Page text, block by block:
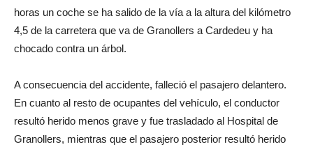
horas un coche se ha salido de la vía a la altura del kilómetro
4,5 de la carretera que va de Granollers a Cardedeu y ha
chocado contra un árbol.
A consecuencia del accidente, falleció el pasajero delantero.
En cuanto al resto de ocupantes del vehículo, el conductor
resultó herido menos grave y fue trasladado al Hospital de
Granollers, mientras que el pasajero posterior resultó herido